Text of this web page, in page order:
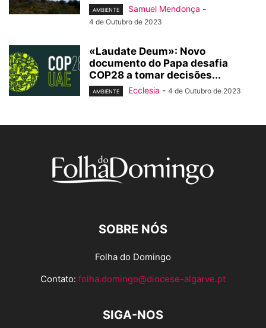
AMBIENTE Samuel Mendonça -
4 de Outubro de 2023
«Laudate Deum»: Novo
documento do Papa desafia
COP28 a tomar decisões...
AMBIENTE Ecclesia - 4 de Outubro de 2023
SOBRE NÓS
Folha do Domingo
Contato: folha.domingo@diocese-algarve.pt
SIGA-NOS